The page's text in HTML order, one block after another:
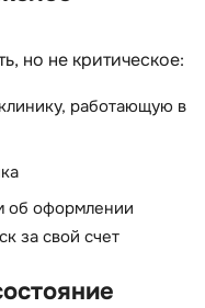
но не критическое:
работающую в
об оформлении
за свой счет